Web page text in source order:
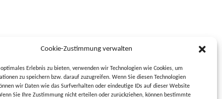
Cookie-Zustimmung verwalten
Erlebnis zu bieten, verwenden wir Technologien wie Cookies, um
zu speichern bzw. darauf zuzugreifen. Wenn Sie diesen Technologien
wir Daten wie das Surfverhalten oder eindeutige IDs auf dieser Website
Sie Ihre Zustimmung nicht erteilen oder zurückziehen, können bestimmte